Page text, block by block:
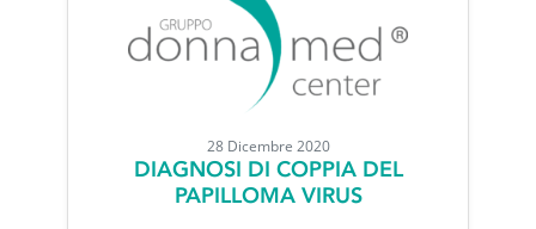
28 Dicembre 2020
DIAGNOSI DI COPPIA DEL
PAPILLOMA VIRUS